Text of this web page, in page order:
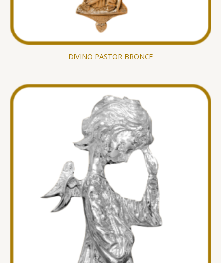
DIVINO PASTOR BRONCE